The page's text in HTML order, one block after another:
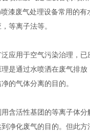
漆废气处理设备常用的有
等离子法等。
应用于空气污染治理，已
是通过水喷洒在废气排
的气体分离的目的。
含活性基团的等离子体分
净化废气的目的。但此方